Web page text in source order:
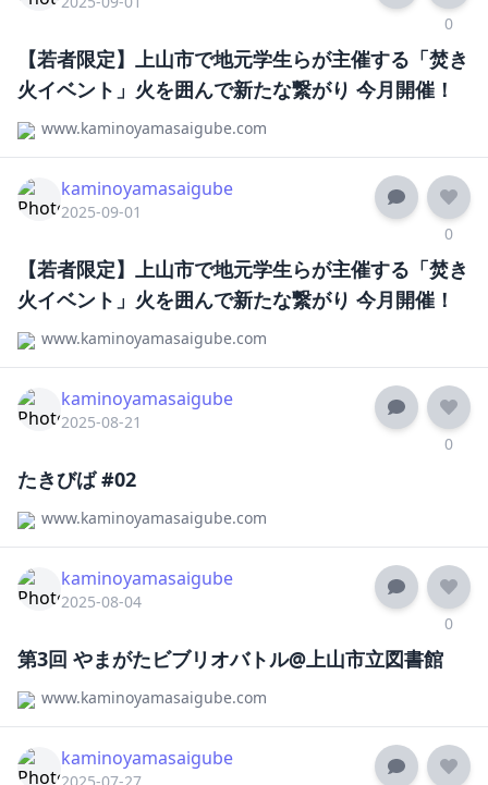
0
【若者限定】上山市で地元学生らが主催する「焚き
火イベント」火を囲んで新たな繋がり 今月開催！
www.kaminoyamasaigube.com
kaminoyamasaigube
2025-09-01
0
【若者限定】上山市で地元学生らが主催する「焚き
火イベント」火を囲んで新たな繋がり 今月開催！
www.kaminoyamasaigube.com
kaminoyamasaigube
2025-08-21
0
たきびば #02
www.kaminoyamasaigube.com
kaminoyamasaigube
2025-08-04
0
第3回 やまがたビブリオバトル@上山市立図書館
www.kaminoyamasaigube.com
kaminoyamasaigube